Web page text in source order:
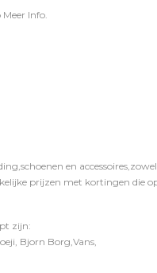
Meer Info.
en
prijzen met kortingen die
zijn:
Bjorn Borg,Vans,